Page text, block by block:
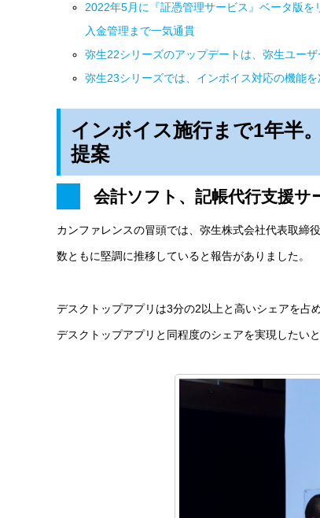
2022年5月に『証憑管理サービス』ベータ版を
入金管理まで一気通貫
弥生22シリーズのアップデートは、弥生ユー
弥生23シリーズでは、インボイス対応の機能
インボイス施行まで1年半
提案
会計ソフト、記帳代行支援サ
カンファレンスの冒頭では、弥生株式会社代表取締
数ともに堅調に推移していると報告がありました。
デスクトップアプリは3分の2以上と高いシェアを占
デスクトップアプリと同程度のシェアを実現したい